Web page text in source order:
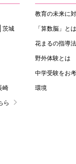
茨城
崎
ら
教育の未来に
「算数脳」とは
花まるの指導法
野外体験とは
中学受験をお
環境